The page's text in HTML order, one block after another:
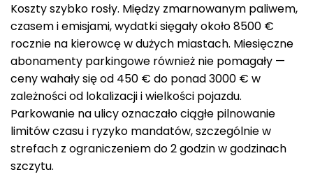
Koszty szybko rosły. Między zmarnowanym paliwem,
czasem i emisjami, wydatki sięgały około 8500 €
rocznie na kierowcę w dużych miastach. Miesięczne
abonamenty parkingowe również nie pomagały —
ceny wahały się od 450 € do ponad 3000 € w
zależności od lokalizacji i wielkości pojazdu.
Parkowanie na ulicy oznaczało ciągłe pilnowanie
limitów czasu i ryzyko mandatów, szczególnie w
strefach z ograniczeniem do 2 godzin w godzinach
szczytu.